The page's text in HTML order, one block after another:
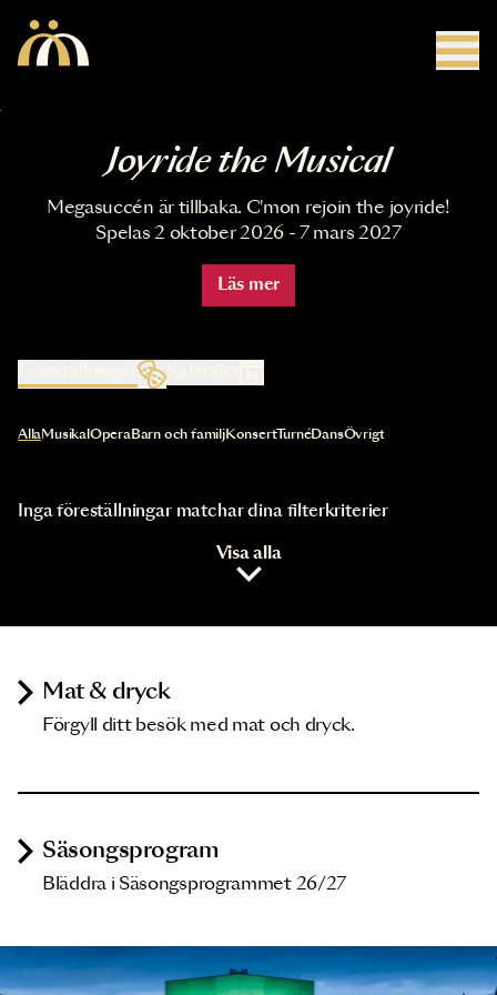
Joyride the Musical
Megasuccén är tillbaka. C'mon rejoin the joyride!
Spelas 2 oktober 2026 - 7 mars 2027
Läs mer
Kalender
Val av kategori uppdaterar innehållet automatiskt
AllaMusikal OperaBarn och familjKonsertTurnéDansÖvrigt
Inga föreställningar matchar dina filterkriterier
Visa alla
Mat & dryck
Förgyll ditt besök med mat och dryck.
Säsongsprogram
Bläddra i Säsongsprogrammet 26/27